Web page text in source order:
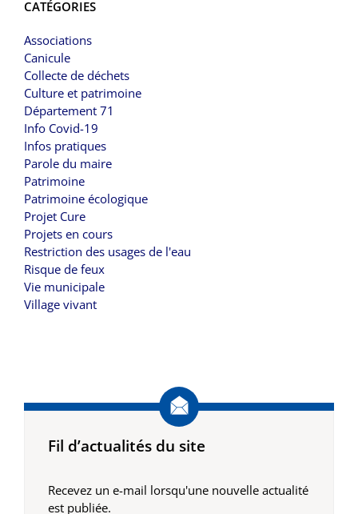
CATÉGORIES
Associations
Canicule
Collecte de déchets
Culture et patrimoine
Département 71
Info Covid-19
Infos pratiques
Parole du maire
Patrimoine
Patrimoine écologique
Projet Cure
Projets en cours
Restriction des usages de l'eau
Risque de feux
Vie municipale
Village vivant
Fil d’actualités du site
Recevez un e-mail lorsqu'une nouvelle actualité
est publiée.